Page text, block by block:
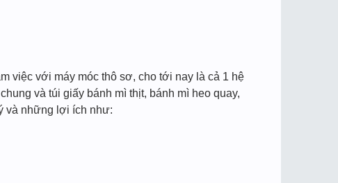
việc với máy móc thô sơ, cho tới nay là cả 1 hệ
và túi giấy bánh mì thịt, bánh mì heo quay,
và những lợi ích như: